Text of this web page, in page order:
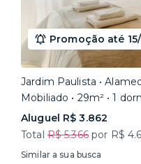
Promoção até
Jardim Paulista •
Mobiliado • 29m² • 1
Aluguel R$ 3.862
TotalR$ 5.366por R$
Similar a sua busca